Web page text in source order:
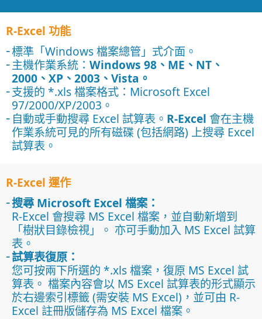
R-Excel 功能
標準「Windows 檔案總管」式介面。
主機作業系統： Windows 98、ME、NT、
2000、XP、2003、Vista。
支援的 *.xls 檔案格式：Microsoft Excel
97/2000/XP/2003。
自動或手動搜尋 Excel 試算表。 R-Excel 會在主機
作業系統可見的所有磁碟 (包括網路) 上搜尋 Excel
試算表。
R-Excel 運作
搜尋 Microsoft Excel 檔案：
R-Excel 會搜尋 MS Excel 檔案，並自動新增到
「樹狀目錄檢視」。 亦可手動加入 MS Excel 試算
表。
試算表復原：
您可按兩下所選的 *.xls 檔案，復原 MS Excel 試
算表。 檔案內容會以 MS Excel 試算表的形式顯示
於右邊索引標籤 (需安裝 MS Excel)，並可由 R-
Excel 註冊版儲存為 MS Excel 檔案。